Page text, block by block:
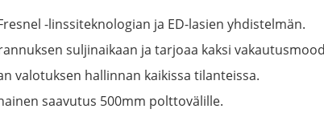
-linssiteknologian ja ED-lasien yhdistelmän.
suljinaikaan ja tarjoaa kaksi
valotuksen hallinnan kaikissa tilanteissa.
saavutus 500mm polttovälille.